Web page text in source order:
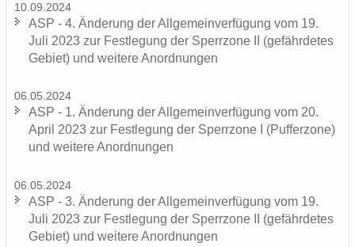
10.09.2024
ASP - 4. Än­de­rung der All­ge­mein­ver­fü­gung vom 19.
Juli 2023 zur Fest­le­gung der Sperr­zo­ne II (ge­fähr­de­tes
Ge­biet) und wei­te­re An­ord­nun­gen
06.05.2024
ASP - 1. Än­de­rung der All­ge­mein­ver­fü­gung vom 20.
April 2023 zur Fest­le­gung der Sperr­zo­ne I (Puf­fer­zo­ne)
und wei­te­re An­ord­nun­gen
06.05.2024
ASP - 3. Än­de­rung der All­ge­mein­ver­fü­gung vom 19.
Juli 2023 zur Fest­le­gung der Sperr­zo­ne II (ge­fähr­de­tes
Ge­biet) und wei­te­re An­ord­nun­gen